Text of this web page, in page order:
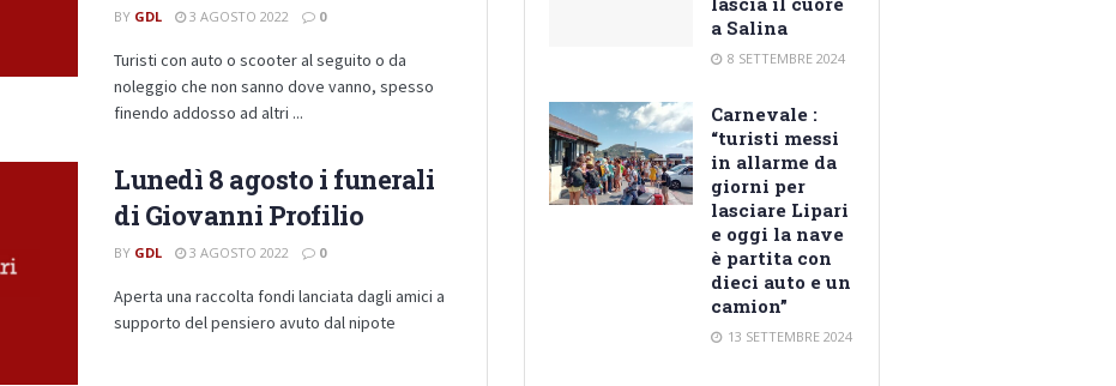
BY GDL 3 AGOSTO 2022 0
Turisti con auto o scooter al seguito o da
noleggio che non sanno dove vanno, spesso
finendo addosso ad altri ...
Lunedì 8 agosto i funerali
di Giovanni Profilio
BY GDL 3 AGOSTO 2022 0
Aperta una raccolta fondi lanciata dagli amici a
supporto del pensiero avuto dal nipote
a Salina
8 SETTEMBRE 2024
Carnevale :
“turisti messi
in allarme da
giorni per
lasciare Lipari
e oggi la nave
è partita con
dieci auto e un
camion”
13 SETTEMBRE 2024